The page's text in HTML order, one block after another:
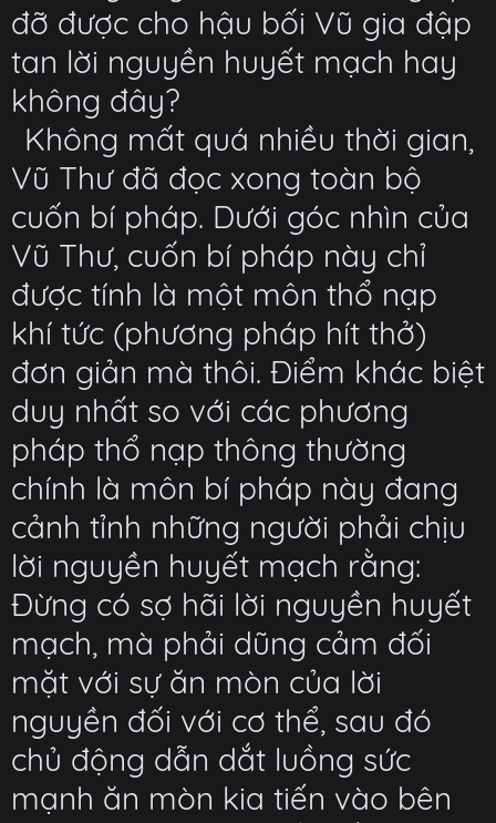
đỡ được cho hậu bối Vũ gia đập
tan lời nguyền huyết mạch hay
không đây?
Không mất quá nhiều thời gian,
Vũ Thư đã đọc xong toàn bộ
cuốn bí pháp. Dưới góc nhìn của
Vũ Thư, cuốn bí pháp này chỉ
được tính là một môn thổ nạp
khí tức (phương pháp hít thở)
đơn giản mà thôi. Điểm khác biệt
duy nhất so với các phương
pháp thổ nạp thông thường
chính là môn bí pháp này đang
cảnh tỉnh những người phải chịu
lời nguyền huyết mạch rằng:
Đừng có sợ hãi lời nguyền huyết
mạch, mà phải dũng cảm đối
mặt với sự ăn mòn của lời
nguyền đối với cơ thể, sau đó
chủ động dẫn dắt luồng sức
mạnh ăn mòn kia tiến vào bên